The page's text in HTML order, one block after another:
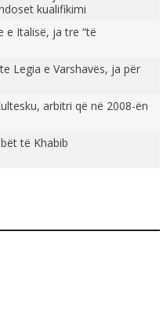
kualifikimi
e Italisë, ja tre “të
Legia e Varshavës, ja për
arbitri që në 2008-ën
të Khabib